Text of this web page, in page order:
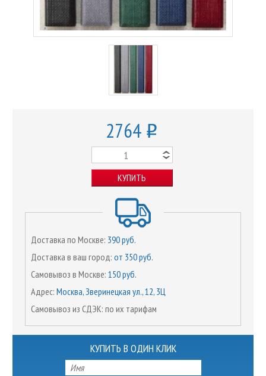
2764 o
КУПИТЬ
Доставка по Москве: 390 руб.
Доставка в ваш город: от 350 руб.
Самовывоз в Москве: 150 руб.
Адрес: Москва, Зверинецкая ул., 12, 3Ц
Самовывоз из СДЭК: по их тарифам
КУПИТЬ В ОДИН КЛИК